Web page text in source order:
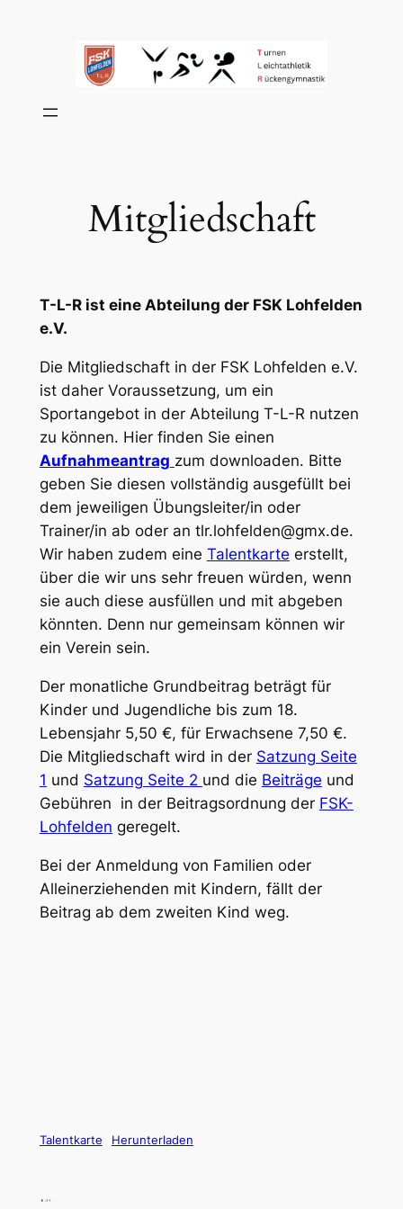
Mitgliedschaft
T-L-R ist eine Abteilung der FSK Lohfelden
e.V.
Die Mitgliedschaft in der FSK Lohfelden e.V.
ist daher Voraussetzung, um ein
Sportangebot in der Abteilung T-L-R nutzen
zu können. Hier finden Sie einen
Aufnahmeantrag zum downloaden. Bitte
geben Sie diesen vollständig ausgefüllt bei
dem jeweiligen Übungsleiter/in oder
Trainer/in ab oder an tlr.lohfelden@gmx.de.
Wir haben zudem eine Talentkarte erstellt,
über die wir uns sehr freuen würden, wenn
sie auch diese ausfüllen und mit abgeben
könnten. Denn nur gemeinsam können wir
ein Verein sein.
Der monatliche Grundbeitrag beträgt für
Kinder und Jugendliche bis zum 18.
Lebensjahr 5,50 €, für Erwachsene 7,50 €.
Die Mitgliedschaft wird in der Satzung Seite
1 und Satzung Seite 2 und die Beiträge und
Gebühren in der Beitragsordnung der FSK-
Lohfelden geregelt.
Bei der Anmeldung von Familien oder
Alleinerziehenden mit Kindern, fällt der
Beitrag ab dem zweiten Kind weg.
Talentkarte Herunterladen